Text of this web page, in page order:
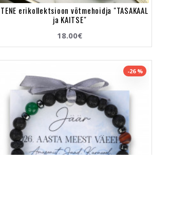
TENE erikollektsioon võtmehoidja "TASAKAAL
ja KAITSE"
18.00€
-26 %